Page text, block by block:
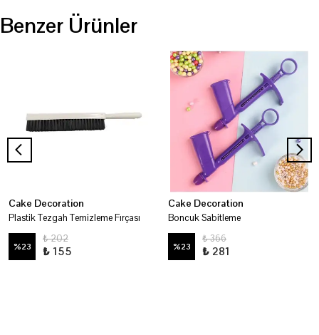
Benzer Ürünler
Cake Decoration
Plastik Tezgah Temizleme Fırçası
%23
₺ 202
₺ 155
Cake Decoration
Boncuk Sabitleme
%23
₺ 366
₺ 281